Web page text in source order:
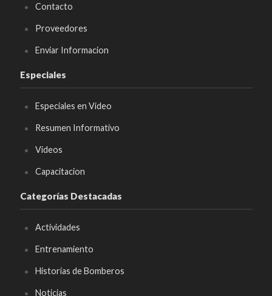
Contacto
Proveedores
Enviar Informacion
Especiales
Especiales en Video
Resumen Informativo
Videos
Capacitacion
Categorías Destacadas
Actividades
Entrenamiento
Historias de Bomberos
Noticias